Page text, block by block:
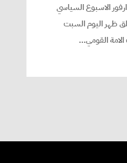
الاسبوع السياسي
ظهر اليوم السبت
القومي...